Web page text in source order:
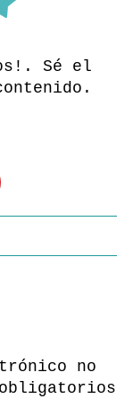
Sé el
no
obligatorios